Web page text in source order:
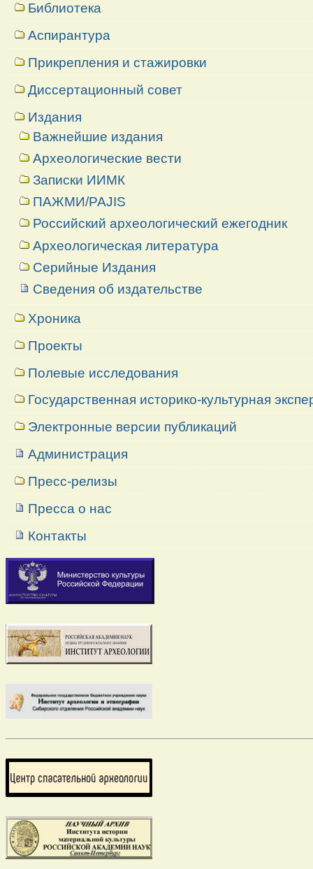
Библиотека
Аспирантура
Прикрепления и стажировки
Диссертационный совет
Издания
Важнейшие издания
Археологические вести
Записки ИИМК
ПАЖМИ/PAJIS
Российский археологический ежегодник
Археологическая литература
Серийные Издания
Сведения об издательстве
Хроника
Проекты
Полевые исследования
Государственная историко-культурная
Электронные версии публикаций
Администрация
Пресс-релизы
Пресса о нас
Контакты